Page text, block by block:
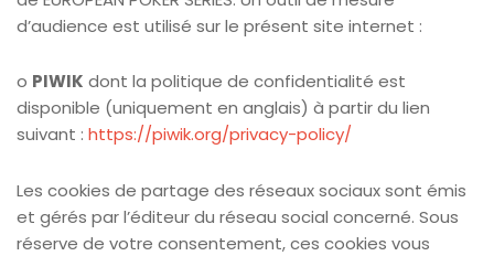
d’audience est utilisé sur le présent site internet :
o PIWIK dont la politique de confidentialité est
disponible (uniquement en anglais) à partir du lien
suivant : https://piwik.org/privacy-policy/
Les cookies de partage des réseaux sociaux sont émis
et gérés par l’éditeur du réseau social concerné. Sous
réserve de votre consentement, ces cookies vous